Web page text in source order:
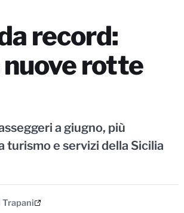
record:
rotte
a giugno, più
e servizi della Sicilia